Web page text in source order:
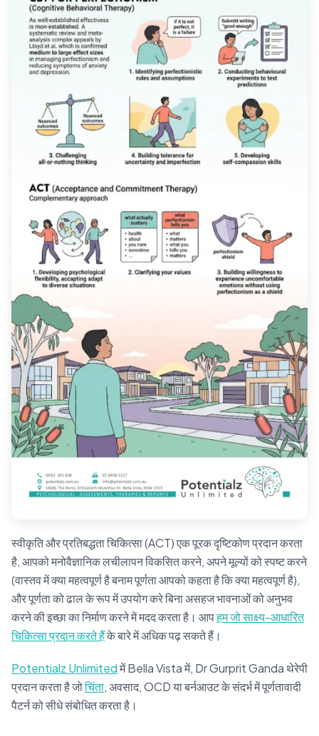
स्वीकृति और प्रतिबद्धता चिकित्सा (ACT) एक पूरक दृष्टिकोण प्रदान करता
है, आपको मनोवैज्ञानिक लचीलापन विकसित करने, अपने मूल्यों को स्पष्ट करने
(वास्तव में क्या महत्वपूर्ण है बनाम पूर्णता आपको कहता है कि क्या महत्वपूर्ण है),
और पूर्णता को ढाल के रूप में उपयोग करे बिना असहज भावनाओं को अनुभव
करने की इच्छा का निर्माण करने में मदद करता है। आपहम जो साक्ष्य-आधारित
चिकित्सा प्रदान करते हैंके बारे में अधिक पढ़ सकते हैं।
Potentialz Unlimitedमें Bella Vista में, Dr Gurprit Ganda थेरेपी
प्रदान करता है जोचिंता, अवसाद, OCD या बर्नआउट के संदर्भ में पूर्णतावादी
पैटर्न को सीधे संबोधित करता है।